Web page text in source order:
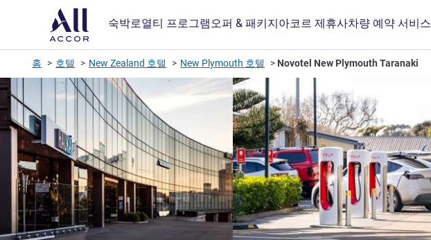
숙박로열티 프로그램 오퍼 & 패키지아코르 제휴사차량 예약 서비스
홈 호텔 New Zealand 호텔 New Plymouth 호텔 Novotel New Plymouth Taranaki